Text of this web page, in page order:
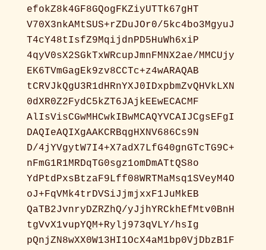
efokZ8k4GF8GQogFKZiyUTTk67gHT
V70X3nkAMtSUS+rZDuJOr0/5kc4bo3MgyuJ
T4cY48tIsfZ9MqijdnPD5HuWh6xiP
4qyV0sX2SGkTxWRcupJmnFMNX2ae/MMCUjy
EK6TVmGagEk9zv8CCTc+z4wARAQAB
tCRVJkQgU3R1dHRnYXJ0IDxpbmZvQHVkLXN
0dXR0Z2FydC5kZT6JAjkEEwECACMF
AlIsVisCGwMHCwkIBwMCAQYVCAIJCgsEFgI
DAQIeAQIXgAAKCRBqgHXNV686Cs9N
D/4jYVgytW7I4+X7adX7LfG40gnGTcTG9C+
nFmG1R1MRDqTG0sgz1omDmATtQS8o
YdPtdPxsBtzaF9Lff08WRTMaMsq1SVeyM4O
oJ+FqVMk4trDVSiJjmjxxF1JuMkEB
QaTB2JvnryDZRZhQ/yJjhYRCkhEfMtv0BnH
tgVvX1vupYQM+Rylj973qVLY/hsIg
pQnjZN8wXX0W13HI1OcX4aM1bp0VjDbzB1F